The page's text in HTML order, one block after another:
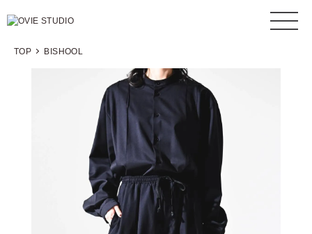
TOP BISHOOL